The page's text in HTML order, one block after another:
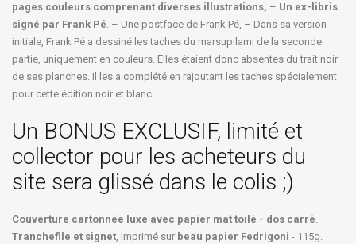
pages couleurs comprenant diverses illustrations, – Un ex-libris
signé par Frank Pé. – Une postface de Frank Pé, – Dans sa version
initiale, Frank Pé a dessiné les taches du marsupilami de la seconde
partie, uniquement en couleurs. Elles étaient donc absentes du trait noir
de ses planches. Il les a complété en rajoutant les taches spécialement
pour cette édition noir et blanc.
Un BONUS EXCLUSIF, limité et
collector pour les acheteurs du
site sera glissé dans le colis ;)
Couverture cartonnée luxe avec papier mat toilé - dos carré.
Tranchefile et signet, Imprimé sur beau papier Fedrigoni - 115g.